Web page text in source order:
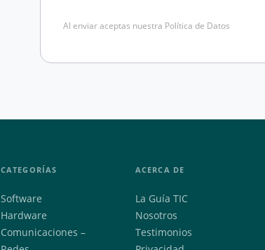
Al enviar aceptas nuestra Política de Datos
CATEGORÍAS
Software
Hardware
Comunicaciones –
ACERCA DE
La Guía TIC
Nosotros
Testimonios